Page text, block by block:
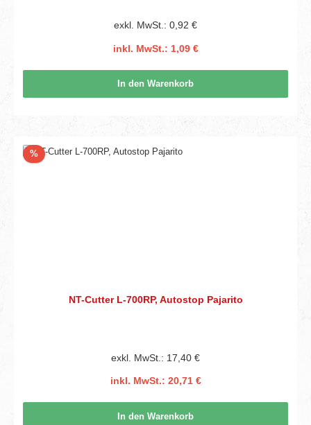
exkl. MwSt.: 0,92 €
inkl. MwSt.: 1,09 €
In den Warenkorb
%Rabatt
NT-Cutter L-700RP, Autostop Pajarito
exkl. MwSt.: 17,40 €
inkl. MwSt.: 20,71 €
In den Warenkorb